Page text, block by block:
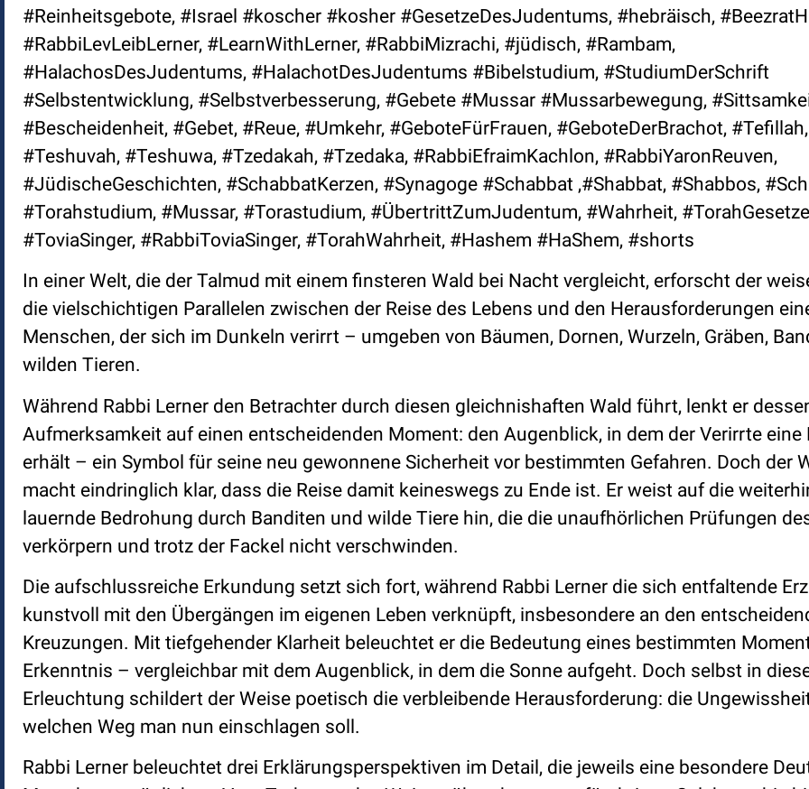
#Reinheitsgebote, #Israel #koscher #kosher #GesetzeDesJudentums, #hebräisch,
#RabbiLevLeibLerner, #LearnWithLerner, #RabbiMizrachi, #jüdisch, #Rambam,
#HalachosDesJudentums, #HalachotDesJudentums #Bibelstudium, #StudiumDerSchrift
#Selbstentwicklung, #Selbstverbesserung, #Gebete #Mussar #Mussarbewegung,
#Bescheidenheit, #Gebet, #Reue, #Umkehr, #GeboteFürFrauen, #GeboteDerBrachot, #Tefillah,
#Teshuvah, #Teshuwa, #Tzedakah, #Tzedaka, #RabbiEfraimKachlon, #RabbiYaronReuven,
#JüdischeGeschichten, #SchabbatKerzen, #Synagoge #Schabbat ,#Shabbat, #Shabbos,
#Torahstudium, #Mussar, #Torastudium, #ÜbertrittZumJudentum, #Wahrheit, #TorahGesetze
#ToviaSinger, #RabbiToviaSinger, #TorahWahrheit, #Hashem #HaShem, #shorts
In einer Welt, die der Talmud mit einem finsteren Wald bei Nacht vergleicht, erforscht der
die vielschichtigen Parallelen zwischen der Reise des Lebens und den Herausforderungen
Menschen, der sich im Dunkeln verirrt – umgeben von Bäumen, Dornen, Wurzeln, Gräben,
wilden Tieren.
Während Rabbi Lerner den Betrachter durch diesen gleichnishaften Wald führt, lenkt er
Aufmerksamkeit auf einen entscheidenden Moment: den Augenblick, in dem der Verirrte eine
erhält – ein Symbol für seine neu gewonnene Sicherheit vor bestimmten Gefahren. Doch der
macht eindringlich klar, dass die Reise damit keineswegs zu Ende ist. Er weist auf die
lauernde Bedrohung durch Banditen und wilde Tiere hin, die die unaufhörlichen Prüfungen
verkörpern und trotz der Fackel nicht verschwinden.
Die aufschlussreiche Erkundung setzt sich fort, während Rabbi Lerner die sich entfaltende
kunstvoll mit den Übergängen im eigenen Leben verknüpft, insbesondere an den
Kreuzungen. Mit tiefgehender Klarheit beleuchtet er die Bedeutung eines bestimmten
Erkenntnis – vergleichbar mit dem Augenblick, in dem die Sonne aufgeht. Doch selbst in
Erleuchtung schildert der Weise poetisch die verbleibende Herausforderung: die
welchen Weg man nun einschlagen soll.
Rabbi Lerner beleuchtet drei Erklärungsperspektiven im Detail, die jeweils eine besondere